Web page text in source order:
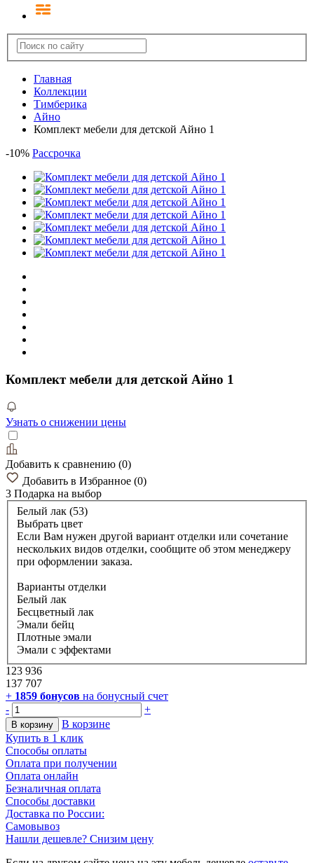
Главная
Коллекции
Тимберика
Айно
Комплект мебели для детской Айно 1
-10% Рассрочка
Комплект мебели для детской Айно 1
Узнать о снижении цены
Добавить к сравнению (0)
Добавить в Избранное (0)
3 Подарка на выбор
Белый лак (53)
Выбрать цвет
Если Вам нужен другой вариант отделки или сочетание
нескольких видов отделки, сообщите об этом менеджеру
при оформлении заказа.
Варианты отделки
Белый лак
Бесцветный лак
Эмали бейц
Плотные эмали
Эмали с эффектами
123 936
137 707
+ 1859 бонусов на бонусный счет
-
+
В корзину
В корзине
Купить в 1 клик
Способы оплаты
Оплата при получении
Оплата онлайн
Безналичная оплата
Способы доставки
Доставка по России:
Самовывоз
Нашли дешевле? Снизим цену